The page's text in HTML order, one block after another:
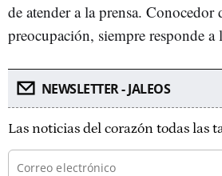
de atender a la prensa. Conocedor
preocupación, siempre responde a
NEWSLETTER - JALEOS
Las noticias del corazón todas las